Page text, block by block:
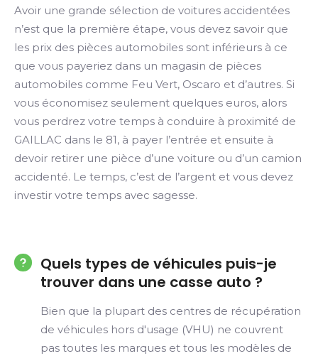
Avoir une grande sélection de voitures accidentées
n’est que la première étape, vous devez savoir que
les prix des pièces automobiles sont inférieurs à ce
que vous payeriez dans un magasin de pièces
automobiles comme Feu Vert, Oscaro et d’autres. Si
vous économisez seulement quelques euros, alors
vous perdrez votre temps à conduire à proximité de
GAILLAC dans le 81, à payer l’entrée et ensuite à
devoir retirer une pièce d’une voiture ou d’un camion
accidenté. Le temps, c’est de l’argent et vous devez
investir votre temps avec sagesse.
Quels types de véhicules puis-je
trouver dans une casse auto ?
Bien que la plupart des centres de récupération
de véhicules hors d'usage (VHU) ne couvrent
pas toutes les marques et tous les modèles de